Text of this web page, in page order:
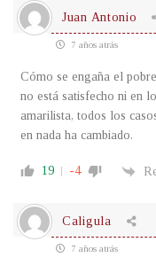
Juan Antonio
7 años atrás
Cómo se engaña el
no está satisfecho ni en
amarilista, todos los
en nada ha cambiado.
19 -4
Caligula
7 años atrás